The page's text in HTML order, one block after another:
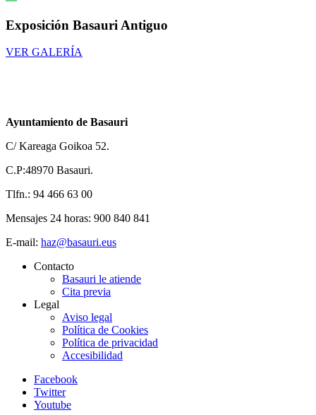
Exposición Basauri Antiguo
VER GALERÍA
Ayuntamiento de Basauri
C/ Kareaga Goikoa 52.
C.P:48970 Basauri.
Tlfn.: 94 466 63 00
Mensajes 24 horas: 900 840 841
E-mail: haz@basauri.eus
Contacto
Basauri le atiende
Cita previa
Legal
Aviso legal
Política de Cookies
Política de privacidad
Accesibilidad
Facebook
Twitter
Youtube